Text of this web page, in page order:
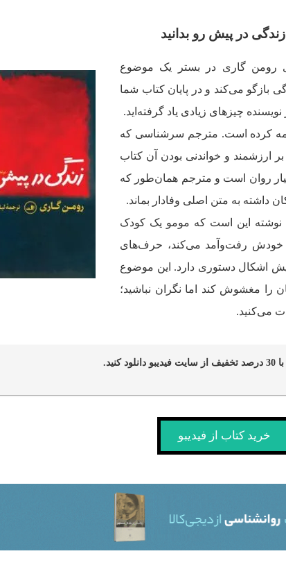
در پیش رو بدانید
رومن گاری در بستر یک موضوع
بازگو می‌کند و در پایان کتاب شما
چیزهای زیادی یاد گرفته‌اید.
کرده است. مترجم سرشناسی که
ارزشمند و خواندنی بودن آن کتاب
روان است و مترجم همان‌طور که
به متن اصلی وفادار بماند.
نوشته این است که مومو یک کودک
خودش رفت‌وآمد می‌کند، حرف‌های
اشکال دستوری دارد. این موضوع
مغشوش کند اما نگران نباشید؛
می‌کنید.
خرید کتاب از فیدیبو